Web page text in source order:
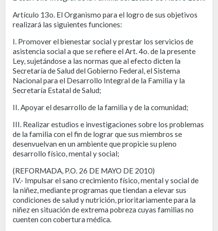
Artículo 13o. El Organismo para el logro de sus objetivos
realizará las siguientes funciones:
I. Promover el bienestar social y prestar los servicios de
asistencia social a que se refiere el Art. 4o. de la presente
Ley, sujetándose a las normas que al efecto dicten la
Secretaría de Salud del Gobierno Federal, el Sistema
Nacional para el Desarrollo Integral de la Familia y la
Secretaría Estatal de Salud;
II. Apoyar el desarrollo de la familia y de la comunidad;
III. Realizar estudios e investigaciones sobre los problemas
de la familia con el fin de lograr que sus miembros se
desenvuelvan en un ambiente que propicie su pleno
desarrollo físico, mental y social;
(REFORMADA, P.O. 26 DE MAYO DE 2010)
IV.- Impulsar el sano crecimiento físico, mental y social de
la niñez, mediante programas que tiendan a elevar sus
condiciones de salud y nutrición, prioritariamente para la
niñez en situación de extrema pobreza cuyas familias no
cuenten con cobertura médica.